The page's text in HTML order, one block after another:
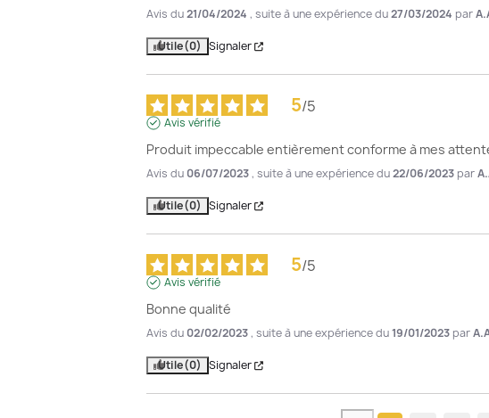
Avis du21/04/2024 , suite à une expérience du27/03/2024 par
Utile(0) Signaler
5/5
Avis vérifié
Produit impeccable entièrement conforme à mes
Avis du 06/07/2023, suite à une expérience du22/06/2023 par
Utile(0) Signaler
5/5
Avis vérifié
Bonne qualité
Avis du 02/02/2023, suite à une expérience du19/01/2023 par
Utile(0) Signaler